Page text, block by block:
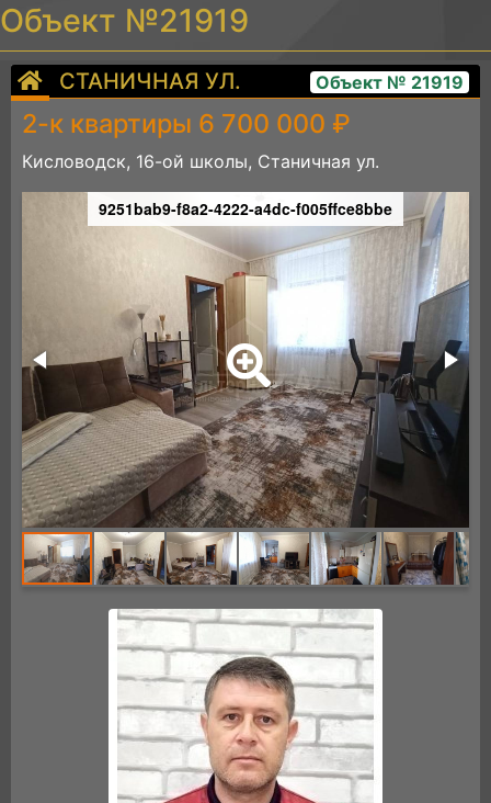
Объект №21919
СТАНИЧНАЯ УЛ. Объект № 21919
2-к квартиры 6 700 000 ₽
Кисловодск, 16-ой школы, Станичная ул.
9251bab9-f8a2-4222-a4dc-f005ffce8bbe